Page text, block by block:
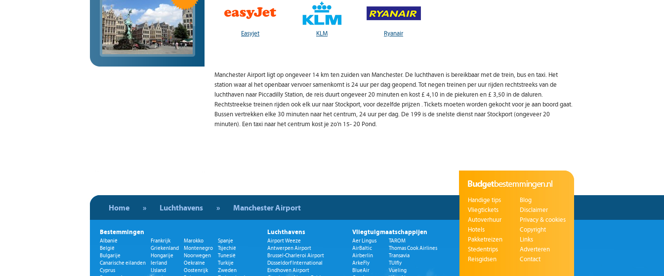
Easyjet KLM Ryanair
Manchester Airport ligt op ongeveer 14 km ten zuiden van Manchester. De luchthaven is bereikbaar met de trein, bus en taxi. Het
station waar al het openbaar vervoer samenkomt is 24 uur per dag geopend. Tot negen treinen per uur rijden rechtstreeks van de
luchthaven naar Piccadilly Station, de reis duurt ongeveer 20 minuten en kost £ 4,10 in de piekuren en £ 3,50 in de daluren.
Rechtstreekse treinen rijden ook elk uur naar Stockport, voor dezelfde prijzen . Tickets moeten worden gekocht voor je aan boord gaat.
Bussen vertrekken elke 30 minuten naar het centrum, 24 uur per dag. De 199 is de snelste dienst naar Stockport (ongeveer 20
minuten). Een taxi naar het centrum kost je zo’n 15- 20 Pond.
Home » Luchthavens » Manchester Airport
Bestemmingen
Albanië
België
Bulgarije
Canarische eilanden
Cyprus
Frankrijk
Griekenland
Hongarije
Ierland
IJsland
Marokko
Montenegro
Noorwegen
Oekraïne
Oostenrijk
Spanje
Tsjechië
Tunesië
Turkije
Zweden
Luchthavens
Airport Weeze
Antwerpen Airport
Brussel-Charleroi Airport
Düsseldorf International
Eindhoven Airport
Vliegtuigmaatschappijen
Aer Lingus
AirBaltic
Airberlin
ArkeFly
BlueAir
TAROM
Thomas Cook Airlines
Transavia
TUIfly
Vueling
Handige tips
Vliegtickets
Autoverhuur
Hotels
Pakketreizen
Stedentrips
Reisgidsen
Blog
Disclaimer
Privacy & cookies
Copyright
Links
Adverteren
Contact